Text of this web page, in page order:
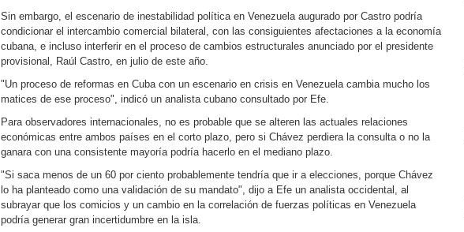
Sin embargo, el escenario de inestabilidad política en Venezuela augurado por Castro podría
condicionar el intercambio comercial bilateral, con las consiguientes afectaciones a la economía
cubana, e incluso interferir en el proceso de cambios estructurales anunciado por el presidente
provisional, Raúl Castro, en julio de este año.
"Un proceso de reformas en Cuba con un escenario en crisis en Venezuela cambia mucho los
matices de ese proceso", indicó un analista cubano consultado por Efe.
Para observadores internacionales, no es probable que se alteren las actuales relaciones
económicas entre ambos países en el corto plazo, pero si Chávez perdiera la consulta o no la
ganara con una consistente mayoría podría hacerlo en el mediano plazo.
"Si saca menos de un 60 por ciento probablemente tendría que ir a elecciones, porque Chávez
lo ha planteado como una validación de su mandato", dijo a Efe un analista occidental, al
subrayar que los comicios y un cambio en la correlación de fuerzas políticas en Venezuela
podría generar gran incertidumbre en la isla.